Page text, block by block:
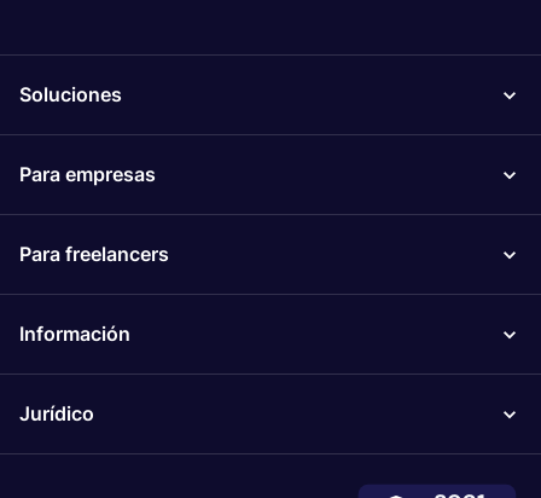
Soluciones
Para empresas
Para freelancers
Información
Jurídico